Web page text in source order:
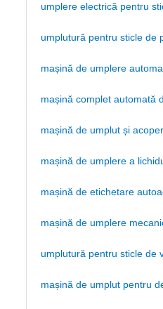
umplere electrică pentru
umplutură pentru sticle de
mașină de umplere
mașină complet automată
mașină de umplut și
mașină de umplere a
mașină de etichetare
mașină de umplere
umplutură pentru sticle de
mașină de umplut pentru